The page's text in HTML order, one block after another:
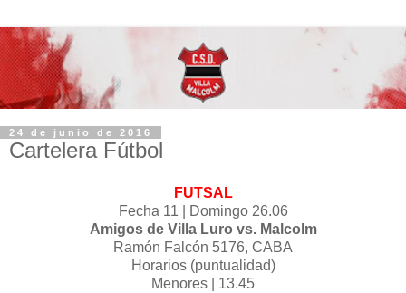
24 de junio de 2016
Cartelera Fútbol
FUTSAL
Fecha 11 | Domingo 26.06
Amigos de Villa Luro vs. Malcolm
Ramón Falcón 5176, CABA
Horarios (puntualidad)
Menores | 13.45